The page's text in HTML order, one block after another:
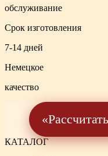
обслуживание
Срок изготовления
7-14 дней
Немецкое
качество
КАТАЛОГ